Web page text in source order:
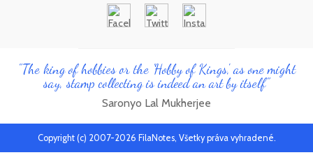
"The king of hobbies or the 'Hobby of Kings', as one might
say, stamp collecting is indeed an art by itself"
Saronyo Lal Mukherjee
Copyright (c) 2007-2026 FilaNotes, Všetky práva vyhradené.